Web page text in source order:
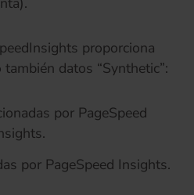
proporciona
datos “Synthetic”:
por PageSpeed ​​Insights.